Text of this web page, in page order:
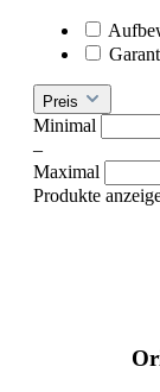
Preis
Minimal
–
Maximal
Produkte